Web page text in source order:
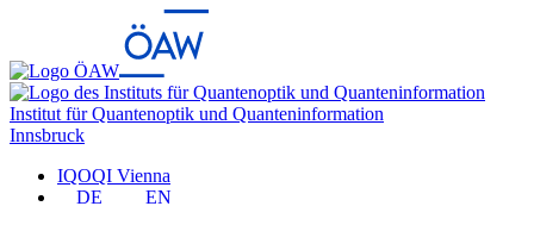
Institut für Quantenoptik und Quanteninformation
Innsbruck
IQOQI Vienna
DE
EN